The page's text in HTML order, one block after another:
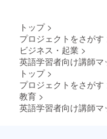
トップ >
プロジェクトをさがす
ビジネス・起業 >
英語学習者向け講師
トップ >
プロジェクトをさがす
教育 >
英語学習者向け講師